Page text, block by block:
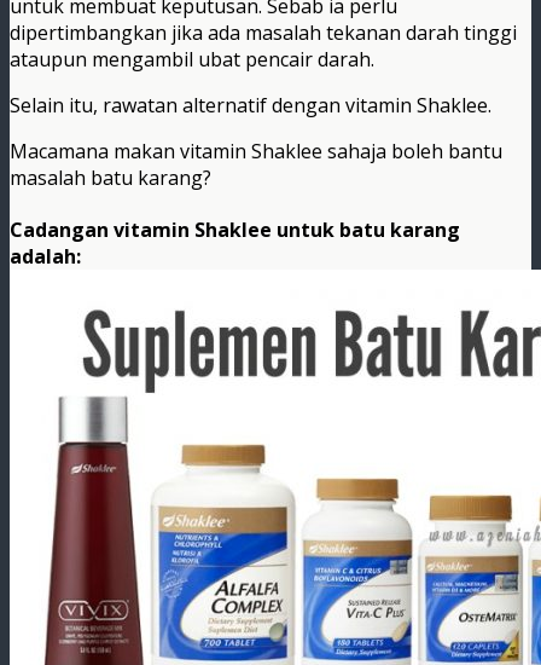
untuk membuat keputusan. Sebab ia perlu
dipertimbangkan jika ada masalah tekanan darah tinggi
ataupun mengambil ubat pencair darah.
Selain itu, rawatan alternatif dengan vitamin Shaklee.
Macamana makan vitamin Shaklee sahaja boleh bantu
masalah batu karang?
Cadangan vitamin Shaklee untuk batu karang
adalah: